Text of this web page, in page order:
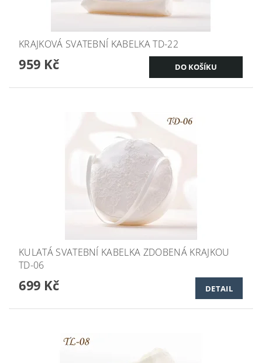
KRAJKOVÁ SVATEBNÍ KABELKA TD-22
959 Kč
KULATÁ SVATEBNÍ KABELKA ZDOBENÁ KRAJKOU
TD-06
699 Kč DETAIL